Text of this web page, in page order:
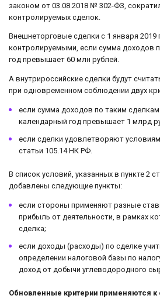
законом от 03.08.2018 № 302-ФЗ,
контролируемых сделок.
Внешнеторговые сделки с 1 января 2019
контролируемыми, если сумма доходов
год превышает 60 млн рублей.
А внутрироссийские сделки будут
при одновременном соблюдении двух
если сумма доходов по таким
календарный год превышает 1 млрд
если сделки удовлетворяют
статьи 105.14 НК РФ.
В список условий, указанных в пункте 2
добавлены следующие пункты:
если стороны применяют разные
прибыль от деятельности, в рамках
сделка;
если доходы (расходы) по сделке
определении налоговой базы по
доход от добычи углеводородного
Обновленные критерии применяются